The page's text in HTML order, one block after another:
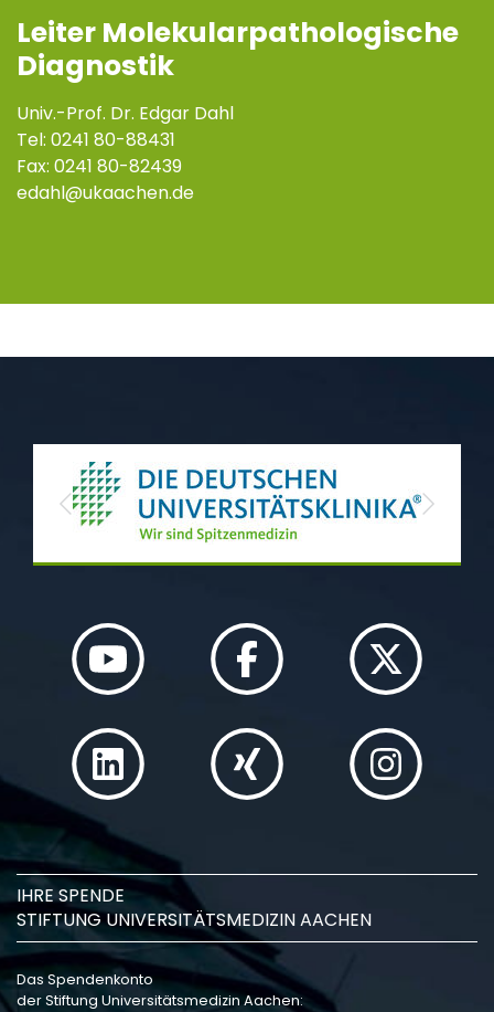
Leiter Molekularpathologische
Diagnostik
Univ.-Prof. Dr. Edgar Dahl
Tel: 0241 80-88431
Fax: 0241 80-82439
edahl
ukaachende
Previous Next
IHRE SPENDE
STIFTUNG UNIVERSITÄTSMEDIZIN AACHEN
Das Spendenkonto
der Stiftung Universitätsmedizin Aachen: